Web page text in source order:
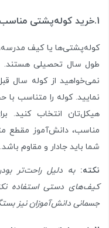
1.خرید کوله‌پشتی مناسب برای شروع سال تحصیلی جدید
کوله‌پشتی‌ها یا کیف
طول سال تحصیلی هستند.
نمی‌خواهید از کوله سال
نمایید. کوله را متناسب
هیکل‌تان انتخاب کنید.
مناسب، دانش‌آموز مقطع
شما باید جادار و مقاوم باشد.
نکته: به دلیل راحت‌تر
کیف‌های دستی استفاده
جسمانی دانش‌آموزان نیز